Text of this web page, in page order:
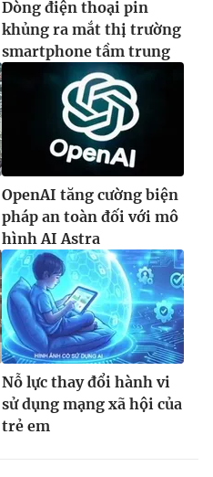
Dòng điện thoại pin
khủng ra mắt thị trường
smartphone tầm trung
OpenAI tăng cường biện
pháp an toàn đối với mô
hình AI Astra
Nỗ lực thay đổi hành vi
sử dụng mạng xã hội của
trẻ em